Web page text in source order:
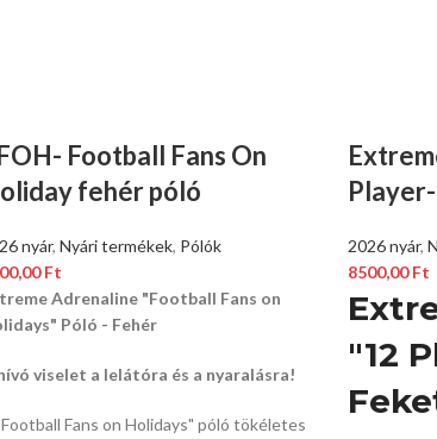
Football Fans On
fehér póló
nyár, Nyári termékek, Pólók
Ft
Adrenaline "Football Fans on
Póló - Fehér
viselet a lelátóra és a nyaralásra!
Fans on Holidays" póló tökéletes
2026 nyár,
8500,00Ft
"12